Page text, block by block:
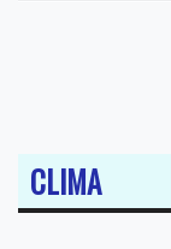
CLIMA